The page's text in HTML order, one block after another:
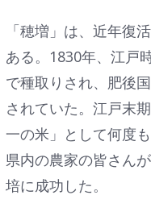
「穂増」は、近年復
ある。1830年、江戸
で種取りされ、肥後
されていた。江戸末
一の米」として何度
県内の農家の皆さん
培に成功した。